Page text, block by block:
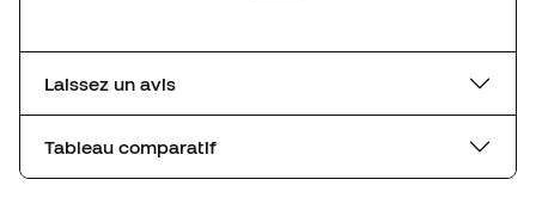
Laissez un avis
Tableau comparatif